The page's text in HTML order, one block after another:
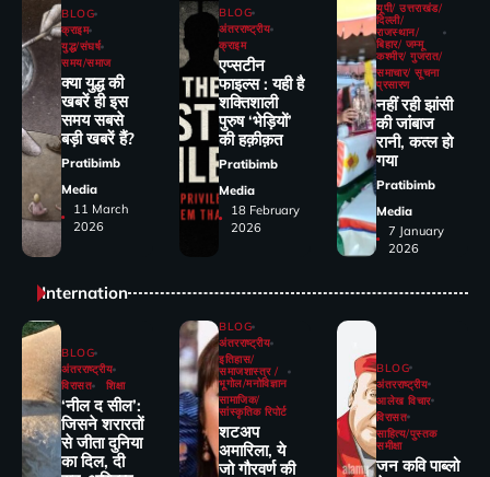
BLOG
क्राइम
युद्ध/संघर्ष
समय/समाज
क्या युद्ध की
खबरें ही इस
समय सबसे
बड़ी खबरें हैं?
Pratibimb
Media
11 March
2026
BLOG
अंतरराष्ट्रीय
क्राइम
एप्सटीन
फाइल्स : यही है
शक्तिशाली
पुरुष ‘भेड़ियों’
की हक़ीक़त
Pratibimb
Media
18 February
2026
यूपी/ उत्तराखंड/
दिल्ली/
राजस्थान/
बिहार/ जम्मू
कश्मीर/ गुजरात/
समाचार/ सूचना
प्रसारण
नहीं रही झांसी
की जांंबाज
रानी, कत्‍ल हो
गया
Pratibimb
Media
7 January
2026
Internation
BLOG
अंतरराष्ट्रीय
विरासत
शिक्षा
‘नील द सील’:
जिसने शरारतों
से जीता दुनिया
का दिल, दी
BLOG
अंतरराष्ट्रीय
इतिहास/
समाजशास्त्र /
भूगोल/मनोविज्ञान
सामाजिक/
सांस्कृतिक रिपोर्ट
शटअप
अमारिला, ये
जो गौरवर्ण की
BLOG
अंतरराष्ट्रीय
आलेख विचार
विरासत
साहित्य/पुस्तक
समीक्षा
जन कवि पाब्लो